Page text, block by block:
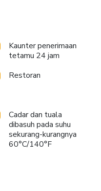
Kaunter penerimaan
tetamu 24 jam
Restoran
Cadar dan tuala
dibasuh pada suhu
sekurang-kurangnya
60°C/140°F